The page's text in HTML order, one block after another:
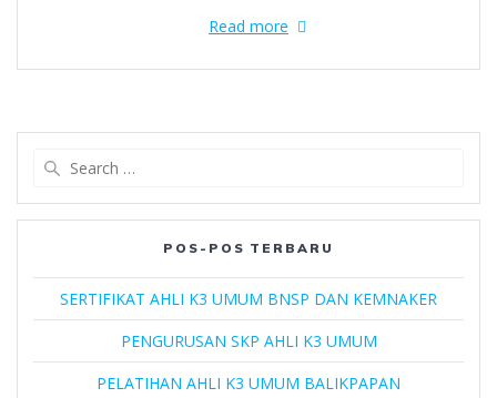
Read more
POS-POS TERBARU
SERTIFIKAT AHLI K3 UMUM BNSP DAN KEMNAKER
PENGURUSAN SKP AHLI K3 UMUM
PELATIHAN AHLI K3 UMUM BALIKPAPAN